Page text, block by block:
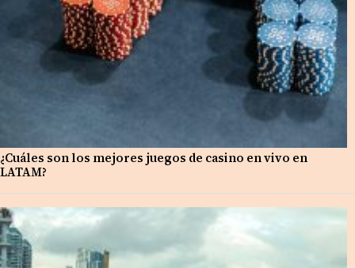
¿Cuáles son los mejores juegos de casino en vivo en
LATAM?